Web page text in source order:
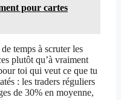
pour cartes
temps à scruter les
plutôt qu’à vraiment
toi qui veut ce que tu
: les traders réguliers
de 30% en moyenne,